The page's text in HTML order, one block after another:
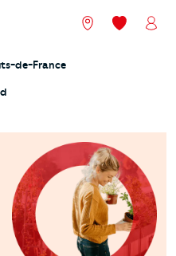
Nos agences
Mes
de-France